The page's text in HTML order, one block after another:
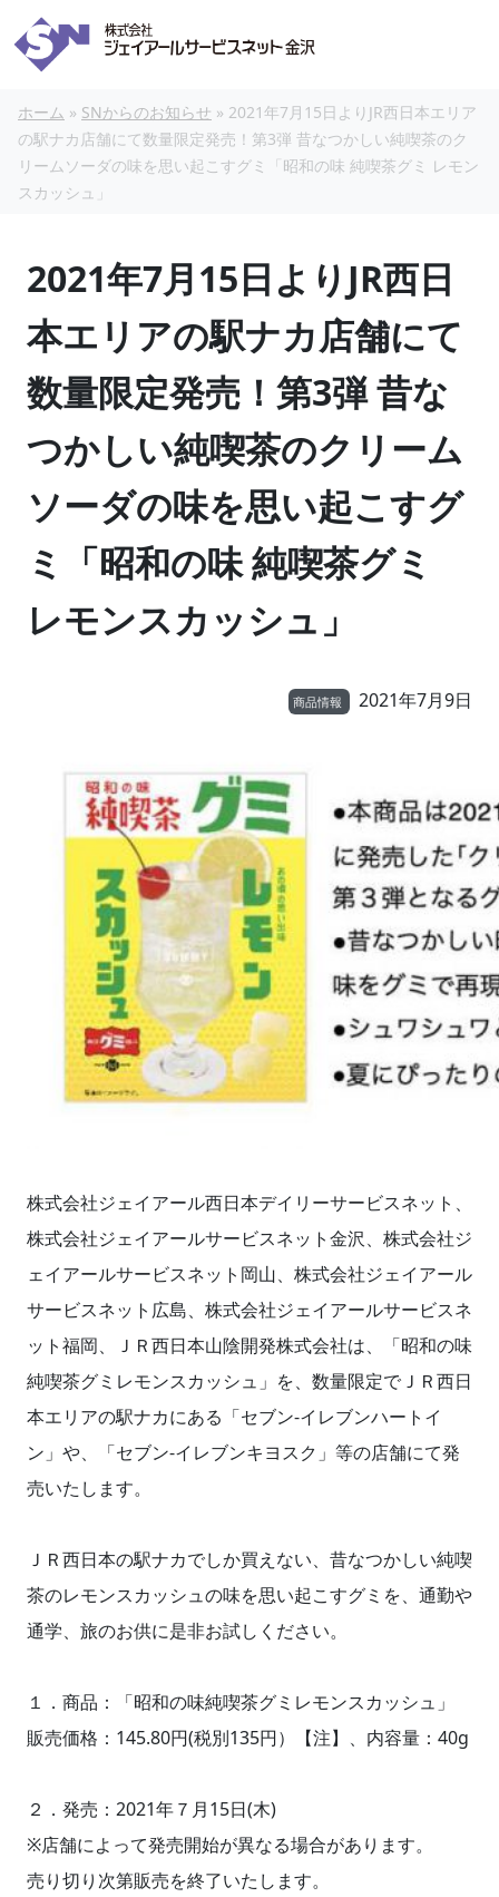
本文へスキップ
ホーム » SNからのお知らせ » 2021年7月15日よりJR西日本エリア
の駅ナカ店舗にて数量限定発売！第3弾 昔なつかしい純喫茶のク
リームソーダの味を思い起こすグミ「昭和の味 純喫茶グミ レモン
スカッシュ」
2021年7月15日よりJR西日
本エリアの駅ナカ店舗にて
数量限定発売！第3弾 昔な
つかしい純喫茶のクリーム
ソーダの味を思い起こすグ
ミ「昭和の味 純喫茶グミ
レモンスカッシュ」
商品情報 2021年7月9日
株式会社ジェイアール西日本デイリーサービスネット、
株式会社ジェイアールサービスネット金沢、株式会社ジ
ェイアールサービスネット岡山、株式会社ジェイアール
サービスネット広島、株式会社ジェイアールサービスネ
ット福岡、ＪＲ西日本山陰開発株式会社は、「昭和の味
純喫茶グミレモンスカッシュ」を、数量限定でＪＲ西日
本エリアの駅ナカにある「セブン‐イレブンハートイ
ン」や、「セブン‐イレブンキヨスク」等の店舗にて発
売いたします。
ＪＲ西日本の駅ナカでしか買えない、昔なつかしい純喫
茶のレモンスカッシュの味を思い起こすグミを、通勤や
通学、旅のお供に是非お試しください。
１．商品：「昭和の味純喫茶グミレモンスカッシュ」
販売価格：145.80円(税別135円）【注】、内容量：40g
２．発売：2021年７月15日(木)
※店舗によって発売開始が異なる場合があります。
売り切り次第販売を終了いたします。